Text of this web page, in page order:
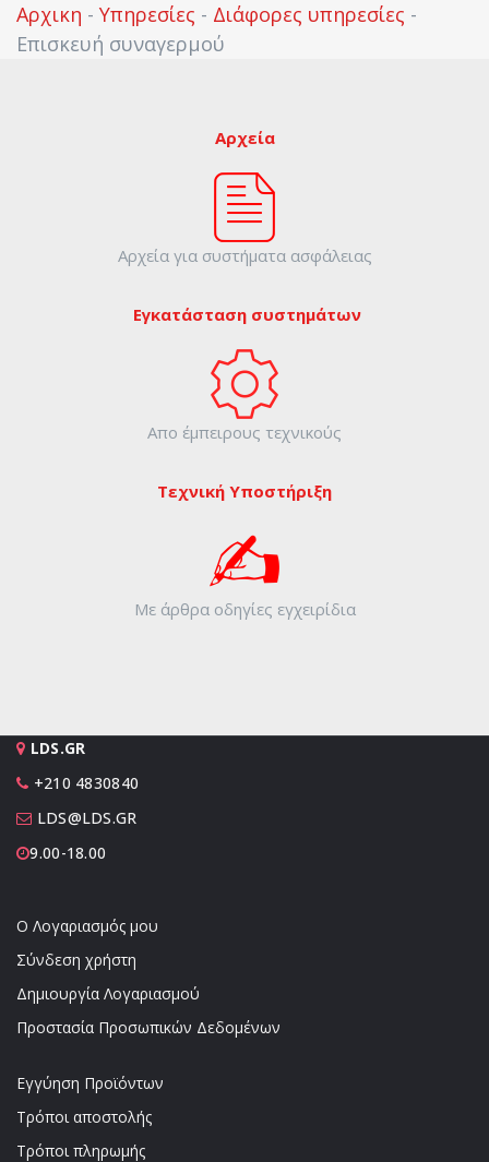
Αρχικη - Υπηρεσίες - Διάφορες υπηρεσίες -
Επισκευή συναγερμού
Αρχεία
Αρχεία για συστήματα ασφάλειας
Εγκατάσταση συστημάτων
Απο έμπειρους τεχνικούς
Τεχνική Υποστήριξη
Με άρθρα οδηγίες εγχειρίδια
LDS.GR
+210 4830840
LDS@LDS.GR
9.00-18.00
Ο Λογαριασμός μου
Σύνδεση χρήστη
Δημιουργία Λογαριασμού
Προστασία Προσωπικών Δεδομένων
Εγγύηση Προϊόντων
Τρόποι αποστολής
Τρόποι πληρωμής